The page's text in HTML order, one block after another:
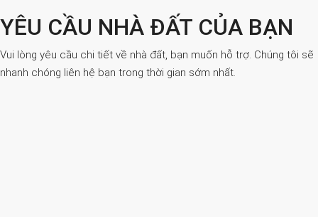
YÊU CẦU NHÀ ĐẤT CỦA BẠN
Vui lòng yêu cầu chi tiết về nhà đất, bạn muốn hỗ trợ. Chúng tôi sẽ
nhanh chóng liên hệ bạn trong thời gian sớm nhất.